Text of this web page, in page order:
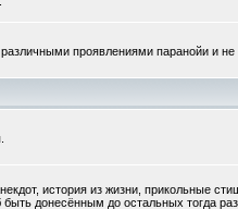
проявлениями паранойи и
история из жизни, прикольные
быть донесённым до остальных тогда